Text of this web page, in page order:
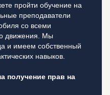
пройти обучение на
преподаватели
со всеми
движения. Мы
и имеем собственный
навыков.
получение прав на